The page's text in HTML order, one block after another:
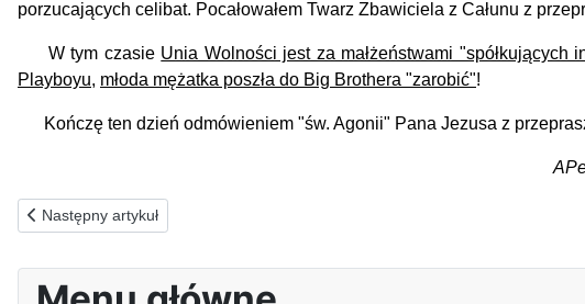
porzucających celibat. Pocałowałem Twarz Zbawiciela z Całunu z
W tym czasie Unia Wolności jest za małżeństwami "spółkujących
Playboyu, młoda mężatka poszła do Big Brothera "zarobić"!
Kończę ten dzień odmówieniem "św. Agonii" Pana Jezusa z
Poprzednia strona: 18.07.2024(c) ZA OFIARY WŁASNYCH PRAGNIEŃ...
Następny artykuł